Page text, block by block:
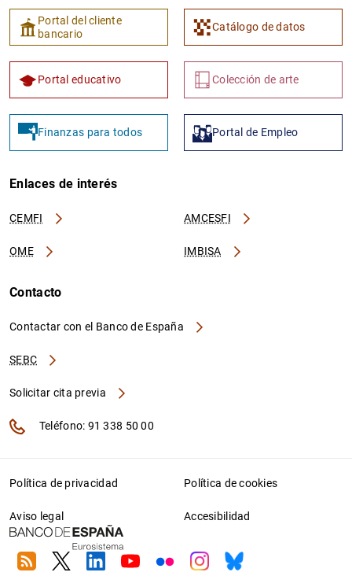
Portal del cliente
bancario
Catálogo de datos
Portal educativo Colección de arte
Finanzas para todos Portal de Empleo
Enlaces de interés
CEMFI AMCESFI
OME IMBISA
Contacto
Contactar con el Banco de España
SEBC
Solicitar cita previa
Teléfono: 91 338 50 00
Política de privacidad Política de cookies
Aviso legal Accesibilidad
RSS TwitterLinkedin
YoutubeFlickrInstagram
Bluesky